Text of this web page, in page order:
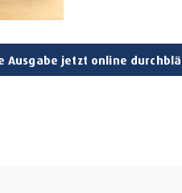
Ausgabe jetzt online